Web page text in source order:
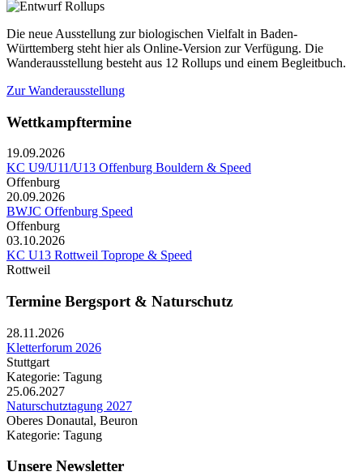
Die neue Ausstellung zur biologischen Vielfalt in Baden-
Württemberg steht hier als Online-Version zur Verfügung. Die
Wanderausstellung besteht aus 12 Rollups und einem Begleitbuch.
Zur Wanderausstellung
Wettkampftermine
19.09.2026
KC U9/U11/U13 Offenburg Bouldern & Speed
Offenburg
20.09.2026
BWJC Offenburg Speed
Offenburg
03.10.2026
KC U13 Rottweil Toprope & Speed
Rottweil
Termine Bergsport & Naturschutz
28.11.2026
Kletterforum 2026
Stuttgart
Kategorie: Tagung
25.06.2027
Naturschutztagung 2027
Oberes Donautal, Beuron
Kategorie: Tagung
Unsere Newsletter